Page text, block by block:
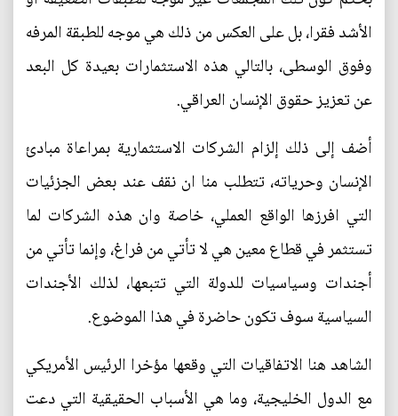
الأشد فقرا، بل على العكس من ذلك هي موجه للطبقة المرفه
وفوق الوسطى، بالتالي هذه الاستثمارات بعيدة كل البعد
عن تعزيز حقوق الإنسان العراقي.
أضف إلى ذلك إلزام الشركات الاستثمارية بمراعاة مبادئ
الإنسان وحرياته، تتطلب منا ان نقف عند بعض الجزئيات
التي افرزها الواقع العملي، خاصة وان هذه الشركات لما
تستثمر في قطاع معين هي لا تأتي من فراغ، وإنما تأتي من
أجندات وسياسيات للدولة التي تتبعها، لذلك الأجندات
السياسية سوف تكون حاضرة في هذا الموضوع.
الشاهد هنا الاتفاقيات التي وقعها مؤخرا الرئيس الأمريكي
مع الدول الخليجية، وما هي الأسباب الحقيقية التي دعت